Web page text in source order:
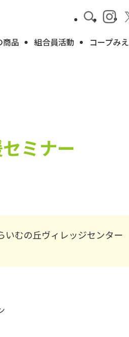
商品 組合員活動 コープみ
ミナー
いむの丘ヴィレッジセンター